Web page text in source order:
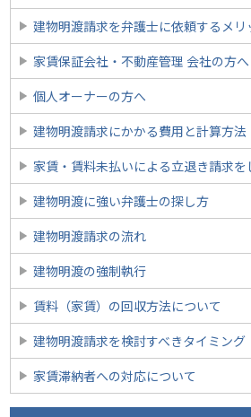
建物明渡請求を弁護士に依頼するメリ
家賃保証会社・不動産管理 会社の方へ
個人オーナーの方へ
建物明渡請求にかかる費用と計算方法
家賃・賃料未払いによる立退き請求を
建物明渡に強い弁護士の探し方
建物明渡請求の流れ
建物明渡の強制執行
賃料（家賃）の回収方法について
建物明渡請求を検討すべきタイミング
家賃滞納者への対応について